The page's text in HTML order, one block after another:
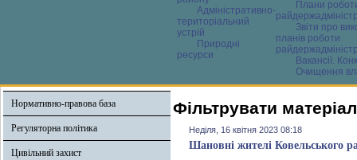
Адміністративно-
територіальний
устрій
Природні
ресурси
Плани
Звіти про
планів роботи
Вакансії.
Очищення
Нормативно-правова база
Регуляторна політика
Цивільний захист
Фільтрувати
Неділя, 16 квітня 2023 08:18
Шановні жителі Ковельського